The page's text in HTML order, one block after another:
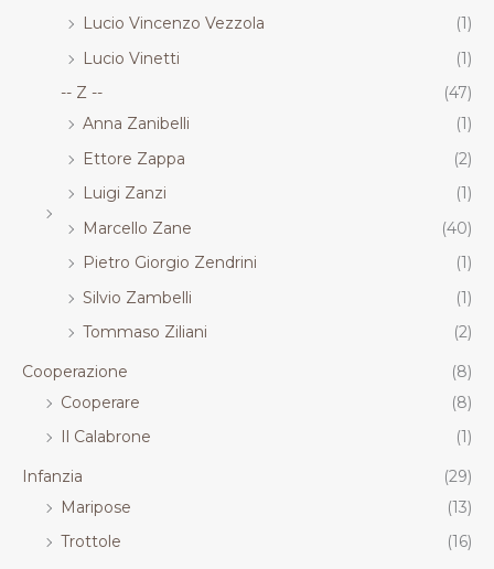
Lucio Vincenzo Vezzola
(1)
Lucio Vinetti
(1)
-- Z --
(47)
Anna Zanibelli
(1)
Ettore Zappa
(2)
Luigi Zanzi
(1)
Marcello Zane
(40)
Pietro Giorgio Zendrini
(1)
Silvio Zambelli
(1)
Tommaso Ziliani
(2)
Cooperazione
(8)
Cooperare
(8)
Il Calabrone
(1)
Infanzia
(29)
Maripose
(13)
Trottole
(16)